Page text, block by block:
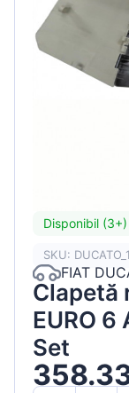
Disponibil (3+)
SKU:
FIAT
Clapetă
EURO 6
Set